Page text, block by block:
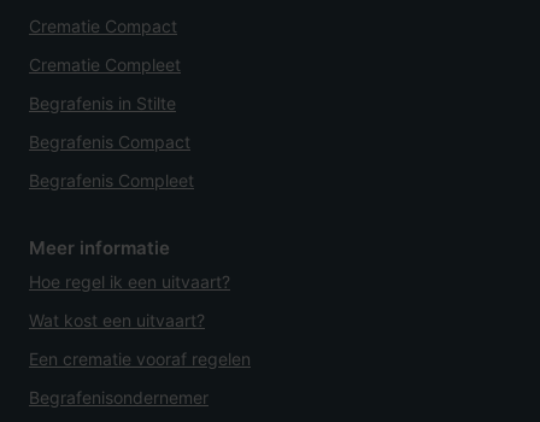
Crematie Compact
Crematie Compleet
Begrafenis in Stilte
Begrafenis Compact
Begrafenis Compleet
Meer informatie
Hoe regel ik een uitvaart?
Wat kost een uitvaart?
Een crematie vooraf regelen
Begrafenisondernemer